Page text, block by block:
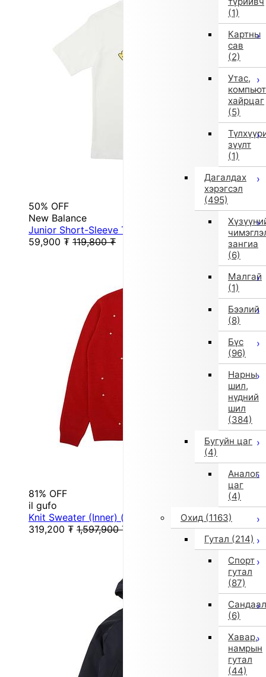
(1)
Картны
сав
(2)
Утас,
хайрцаг
(5)
зүүлт
(1)
Дагалдах
хэрэгсэл
(495)
зангиа
(6)
Малгай
(1)
Бээлий
(8)
Бүс
(96)
Нарны
шил,
нүдний
шил
(384)
Бугуйн цаг
(4)
Аналог
цаг
(4)
Охид (1163)
Гутал (214)
Спорт
гутал
(87)
Сандаал
(6)
Хавар,
намрын
гутал
(44)
50% OFF
New Balance
Junior Short-Sleeve T-Shirt Shohei Ohtani Junio...
59,900 ₮ 119,800 ₮
81% OFF
il gufo
Knit Sweater (Inner) (Red)
319,200 ₮ 1,597,900 ₮